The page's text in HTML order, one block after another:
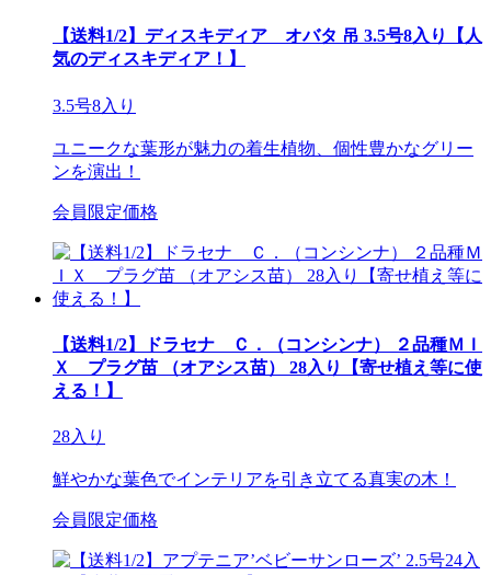
【送料1/2】ディスキディア オバタ 吊 3.5号8入り【人
気のディスキディア！】
3.5号8入り
ユニークな葉形が魅力の着生植物、個性豊かなグリー
ンを演出！
会員限定価格
【送料1/2】ドラセナ Ｃ．（コンシンナ） ２品種ＭＩ
Ｘ プラグ苗 （オアシス苗） 28入り【寄せ植え等に使
える！】
28入り
鮮やかな葉色でインテリアを引き立てる真実の木！
会員限定価格